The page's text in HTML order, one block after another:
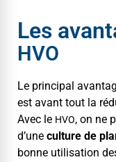
Les
HVO
Le prin­ci­pal
est avant tout la
Avec le HVO, on ne
d’une cul­ture de
bonne util­i­sa­tion